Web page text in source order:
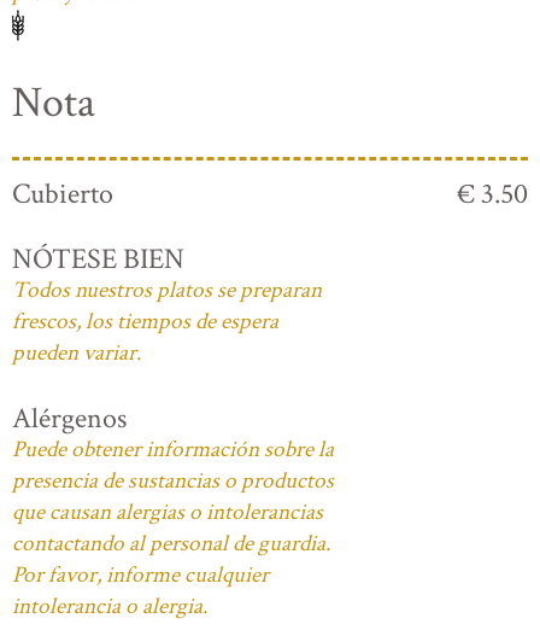
Nota
Cubierto
€ 3.50
NÓTESE BIEN
Todos nuestros platos se preparan
frescos, los tiempos de espera
pueden variar.
Alérgenos
Puede obtener información sobre la
presencia de sustancias o productos
que causan alergias o intolerancias
contactando al personal de guardia.
Por favor, informe cualquier
intolerancia o alergia.